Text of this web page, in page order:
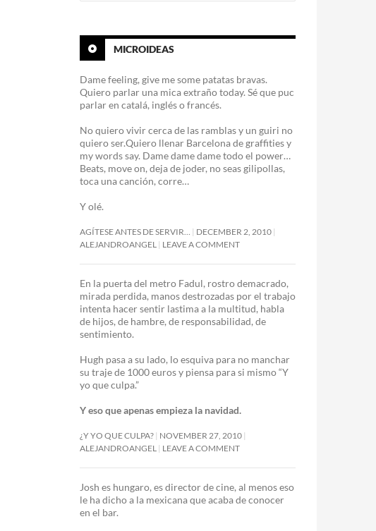
for:
MICROIDEAS
Dame feeling, give me some patatas bravas.
Quiero parlar una mica extraño today. Sé que puc
parlar en catalá, inglés o francés.
No quiero vivir cerca de las ramblas y un guiri no
quiero ser.Quiero llenar Barcelona de graffities y
my words say. Dame dame dame todo el power…
Beats, move on, deja de joder, no seas gilipollas,
toca una canción, corre…
Y olé.
AGÍTESE ANTES DE SERVIR…
DECEMBER 2, 2010
ALEJANDROANGEL LEAVE A COMMENT
En la puerta del metro Fadul, rostro demacrado,
mirada perdida, manos destrozadas por el trabajo
intenta hacer sentir lastima a la multitud, habla
de hijos, de hambre, de responsabilidad, de
sentimiento.
Hugh pasa a su lado, lo esquiva para no manchar
su traje de 1000 euros y piensa para si mismo “Y
yo que culpa.”
Y eso que apenas empieza la navidad.
¿Y YO QUE CULPA? NOVEMBER 27, 2010
ALEJANDROANGEL LEAVE A COMMENT
Josh es hungaro, es director de cine, al menos eso
le ha dicho a la mexicana que acaba de conocer
en el bar.